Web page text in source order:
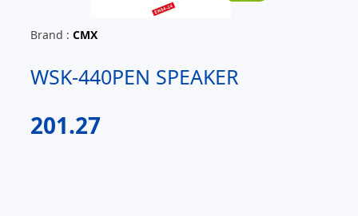
Brand : CMX
WSK-440PEN SPEAKER
201.27